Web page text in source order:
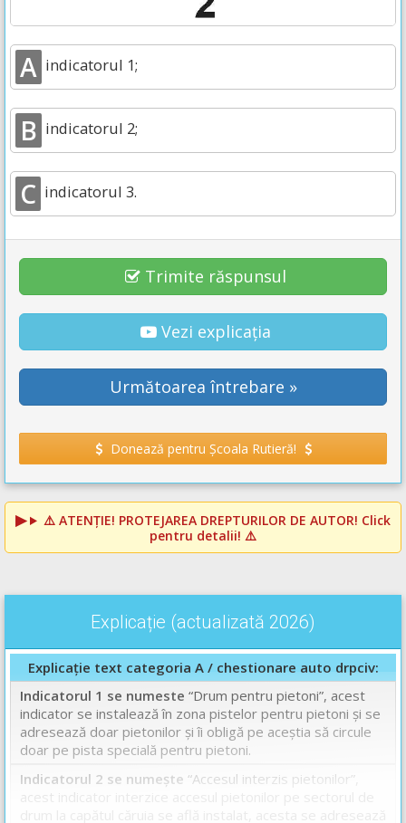
A indicatorul 1;
B indicatorul 2;
C indicatorul 3.
Trimite răspunsul
Vezi explicația
Următoarea întrebare »
Donează pentru Școala Rutieră!
⚠️ ATENȚIE! PROTEJAREA DREPTURILOR DE AUTOR! Click
pentru detalii! ⚠️
Explicație (actualizată 2026)
Explicație text categoria A / chestionare auto drpciv:
Indicatorul 1 se numeste “Drum pentru pietoni”, acest
indicator se instalează în zona pistelor pentru pietoni și se
adresează doar pietonilor și îi obligă pe aceștia să circule
doar pe pista specială pentru pietoni.
Indicatorul 2 se numește “Accesul interzis pietonilor”,
acest indicator interzice accesul pietonilor pe sectorul de